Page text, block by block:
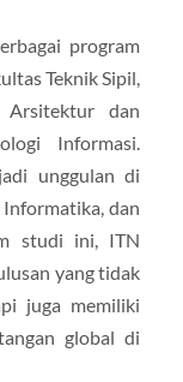
program
Teknik Sipil,
Arsitektur dan
Informasi.
unggulan di
Informatika, dan
studi ini, ITN
yang tidak
juga memiliki
global di